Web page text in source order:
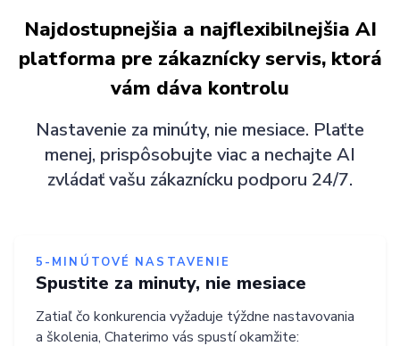
Najdostupnejšia a najflexibilnejšia AI
platforma pre zákaznícky servis, ktorá
vám dáva kontrolu
Nastavenie za minúty, nie mesiace. Plaťte
menej, prispôsobujte viac a nechajte AI
zvládať vašu zákaznícku podporu 24/7.
5-MINÚTOVÉ NASTAVENIE
Spustite za minuty, nie mesiace
Zatiaľ čo konkurencia vyžaduje týždne nastavovania
a školenia, Chaterimo vás spustí okamžite: